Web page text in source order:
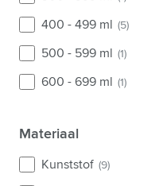
400 - 499 ml (5)
500 - 599 ml (1)
600 - 699 ml (1)
Materiaal
Materiaal
Kunststof (9)